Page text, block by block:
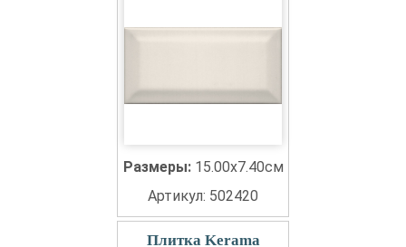
Размеры: 15.00x7.40см
Артикул: 502420
Плитка Kerama